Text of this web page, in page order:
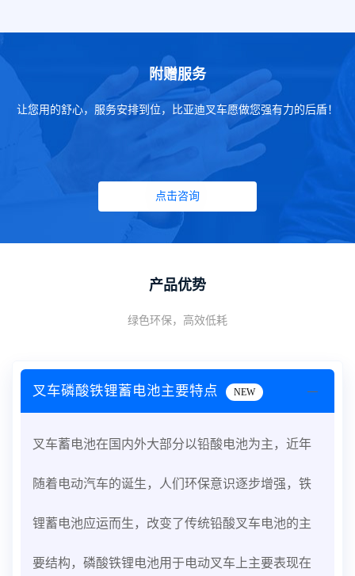
附赠服务
让您用的舒心，服务安排到位，比亚迪叉车愿做您强有力的后盾！
点击咨询
产品优势
绿色环保，高效低耗
叉车磷酸铁锂蓄电池主要特点 NEW
叉车蓄电池在国内外大部分以铅酸电池为主，近年
随着电动汽车的诞生，人们环保意识逐步增强，铁
锂蓄电池应运而生，改变了传统铅酸叉车电池的主
要结构，磷酸铁锂电池用于电动叉车上主要表现在